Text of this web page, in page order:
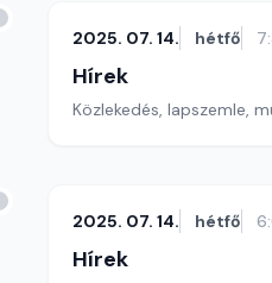
2025. 07. 14. hétfő
Hírek
Közlekedés, lapszemle,
2025. 07. 14. hétfő
Hírek